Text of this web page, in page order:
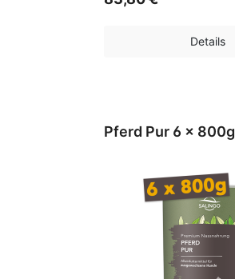
Details
Pferd Pur 6 x 800g